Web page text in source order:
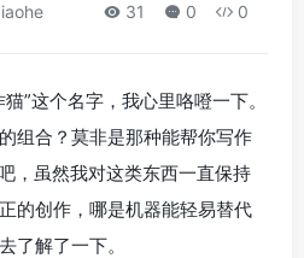
31 0 0
”这个名字，我心里咯噔一下。
组合？莫非是那种能帮你写作
，虽然我对这类东西一直保持
的创作，哪是机器能轻易替代
了解了一下。